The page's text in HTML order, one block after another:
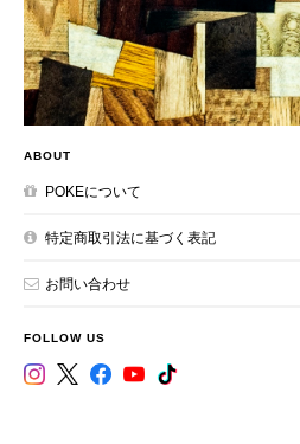
ABOUT
POKEについて
特定商取引法に基づく表記
お問い合わせ
FOLLOW US